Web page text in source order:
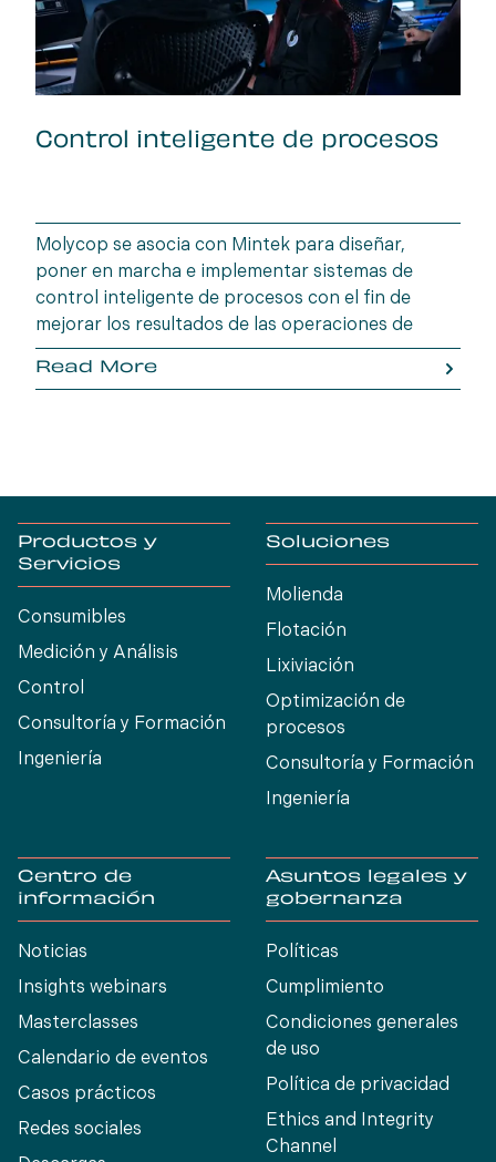
Control inteligente de procesos
Molycop se asocia con Mintek para diseñar,
poner en marcha e implementar sistemas de
control inteligente de procesos con el fin de
mejorar los resultados de las operaciones de
procesamiento de minerales.
Read More
Productos y
Servicios
Consumibles
Medición y Análisis
Control
Consultoría y Formación
Ingeniería
Soluciones
Molienda
Flotación
Lixiviación
Optimización de
procesos
Consultoría y Formación
Ingeniería
Centro de
información
Noticias
Insights webinars
Masterclasses
Calendario de eventos
Casos prácticos
Redes sociales
Asuntos legales y
gobernanza
Políticas
Cumplimiento
Condiciones generales
de uso
Política de privacidad
Ethics and Integrity
Channel